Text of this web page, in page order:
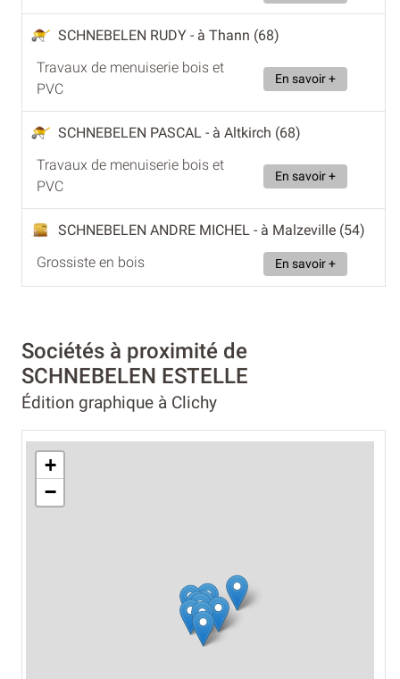
SCHNEBELEN RUDY - à Thann (68)
Travaux de menuiserie bois et
PVC
En savoir +
SCHNEBELEN PASCAL - à Altkirch (68)
Travaux de menuiserie bois et
PVC
En savoir +
SCHNEBELEN ANDRE MICHEL - à Malzeville (54)
Grossiste en bois
En savoir +
Sociétés à proximité de
SCHNEBELEN ESTELLE
Édition graphique à Clichy
+
−